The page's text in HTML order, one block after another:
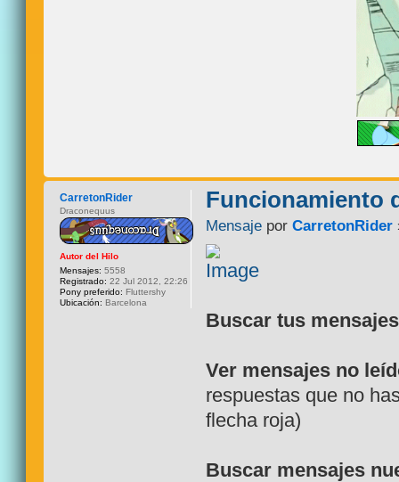
Funcionamiento
Mensaje porCarretonRider
Buscar tus mensajes
Ver mensajes no
respuestas que no
flecha roja)
Buscar mensajes
CarretonRider
Draconequus
Autor del Hilo
Mensajes: 5558
Registrado: 22 Jul 2012, 22:26
Pony preferido: Fluttershy
Ubicación: Barcelona